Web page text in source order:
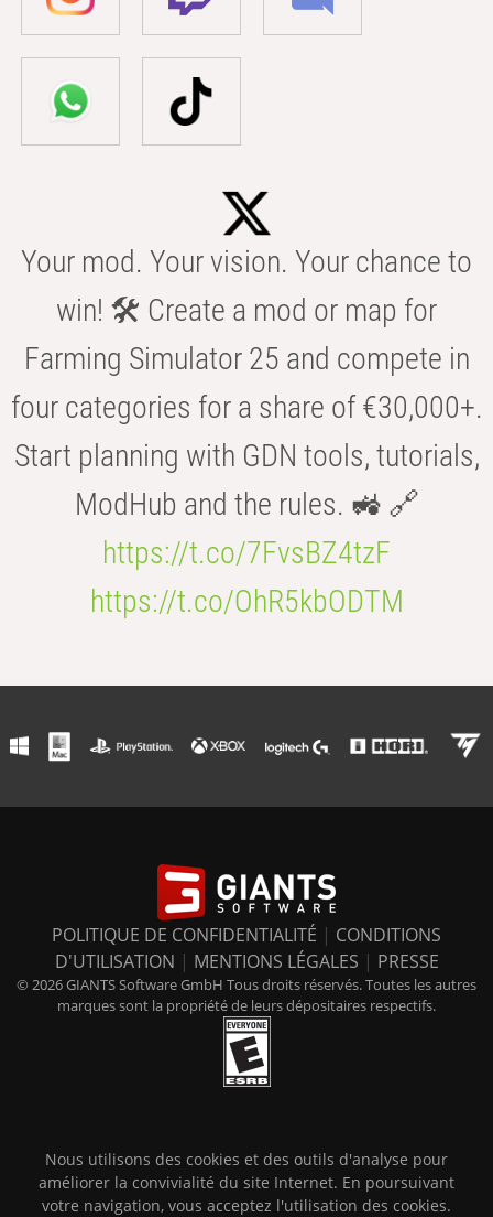
Your mod. Your vision. Your chance to
win! 🛠️ Create a mod or map for
Farming Simulator 25 and compete in
four categories for a share of €30,000+.
Start planning with GDN tools, tutorials,
ModHub and the rules. 🚜 🔗
https://t.co/7FvsBZ4tzF
https://t.co/OhR5kbODTM
POLITIQUE DE CONFIDENTIALITÉ | CONDITIONS
D'UTILISATION | MENTIONS LÉGALES | PRESSE
© 2026 GIANTS Software GmbH Tous droits réservés. Toutes les autres
marques sont la propriété de leurs dépositaires respectifs.
Nous utilisons des cookies et des outils d'analyse pour
améliorer la convivialité du site Internet. En poursuivant
votre navigation, vous acceptez l'utilisation des cookies.